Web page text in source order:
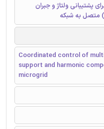
پشتیبانی ولتاژ و جبران
متصل به شبکه
Coordinated control of
support and harmonic
microgrid